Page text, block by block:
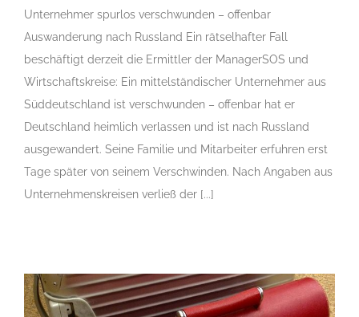
Unternehmer spurlos verschwunden – offenbar
Auswanderung nach Russland Ein rätselhafter Fall
beschäftigt derzeit die Ermittler der ManagerSOS und
Wirtschaftskreise: Ein mittelständischer Unternehmer aus
Süddeutschland ist verschwunden – offenbar hat er
Deutschland heimlich verlassen und ist nach Russland
ausgewandert. Seine Familie und Mitarbeiter erfuhren erst
Tage später von seinem Verschwinden. Nach Angaben aus
Unternehmenskreisen verließ der [...]